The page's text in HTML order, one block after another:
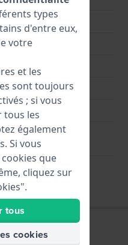
à ressort à
rapide
Oui
types
d'entre eux,
votre
et les
sont toujours
; si vous
tous les
également
Si vous
que
cliquez sur
tous
cookies